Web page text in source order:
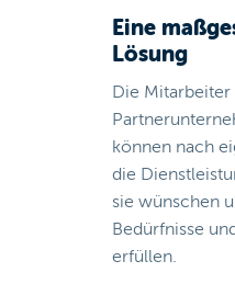
Eine
Lösung
Die Mitarbeiter
können nach
die
sie wünschen
Bedürfnisse
erfüllen.